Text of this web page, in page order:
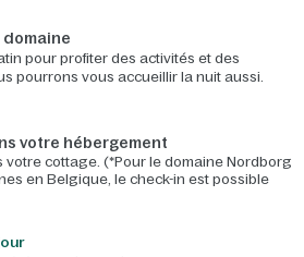
domaine​
pour profiter des activités et des
pourrons vous accueillir la nuit aussi.
votre hébergement
votre cottage. (*Pour le domaine Nordborg
en Belgique, le check-in est possible